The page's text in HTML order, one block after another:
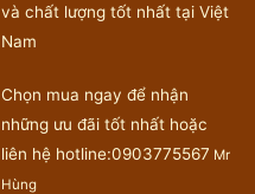
và chất lượng tốt nhất tại Việt
Nam
Chọn mua ngay để nhận
những ưu đãi tốt nhất hoặc
liên hệ hotline:0903775567 Mr
Hùng